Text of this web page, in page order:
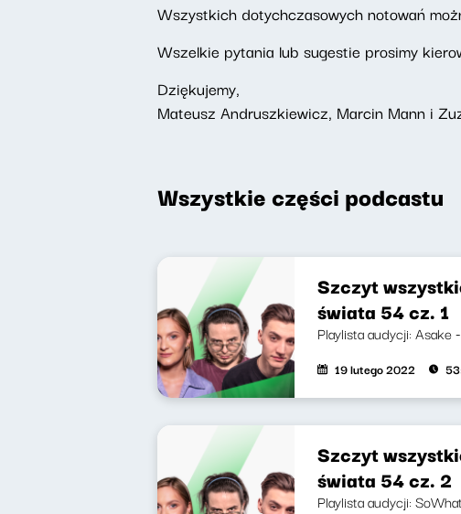
Wszystkich dotychczasowych notowań
Wszelkie pytania lub sugestie prosimy
Dziękujemy,
Mateusz Andruszkiewicz, Marcin Mann i
Wszystkie części podcastu
Szczyt
świata 54 cz. 1
Playlista audycji: Asake
19 lutego 2022
Szczyt
świata 54 cz. 2
Playlista audycji: